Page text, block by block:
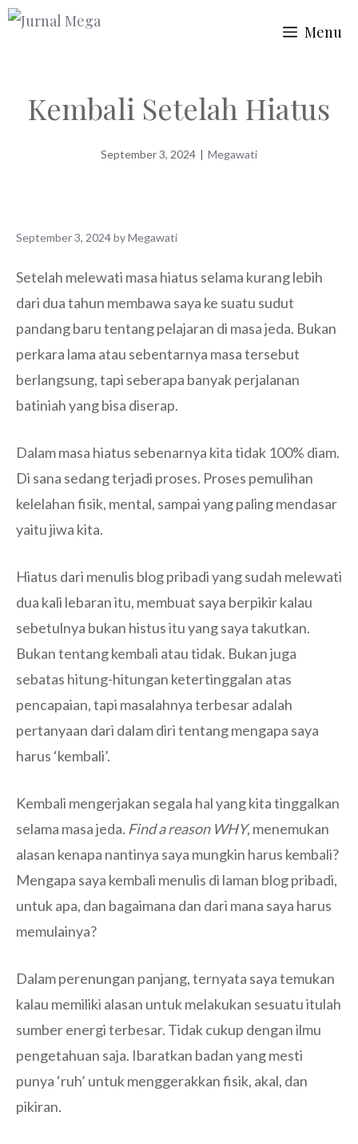
Skip
Menu
Kembali Setelah Hiatus
September 3, 2024 | Megawati
September 3, 2024byMegawati
Setelah melewati masa hiatus selama kurang lebih
dari dua tahun membawa saya ke suatu sudut
pandang baru tentang pelajaran di masa jeda. Bukan
perkara lama atau sebentarnya masa tersebut
berlangsung, tapi seberapa banyak perjalanan
batiniah yang bisa diserap.
Dalam masa hiatus sebenarnya kita tidak 100% diam.
Di sana sedang terjadi proses. Proses pemulihan
kelelahan fisik, mental, sampai yang paling mendasar
yaitu jiwa kita.
Hiatus dari menulis blog pribadi yang sudah melewati
dua kali lebaran itu, membuat saya berpikir kalau
sebetulnya bukan histus itu yang saya takutkan.
Bukan tentang kembali atau tidak. Bukan juga
sebatas hitung-hitungan ketertinggalan atas
pencapaian, tapi masalahnya terbesar adalah
pertanyaan dari dalam diri tentang mengapa saya
harus ‘kembali’.
Kembali mengerjakan segala hal yang kita tinggalkan
selama masa jeda. Find a reason WHY, menemukan
alasan kenapa nantinya saya mungkin harus kembali?
Mengapa saya kembali menulis di laman blog pribadi,
untuk apa, dan bagaimana dan dari mana saya harus
memulainya?
Dalam perenungan panjang, ternyata saya temukan
kalau memiliki alasan untuk melakukan sesuatu itulah
sumber energi terbesar. Tidak cukup dengan ilmu
pengetahuan saja. Ibaratkan badan yang mesti
punya ‘ruh’ untuk menggerakkan fisik, akal, dan
pikiran.